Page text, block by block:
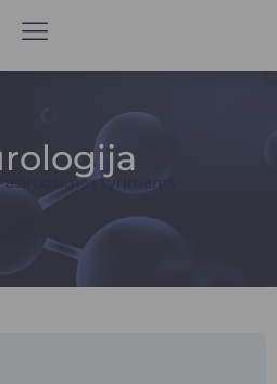
tyrimams